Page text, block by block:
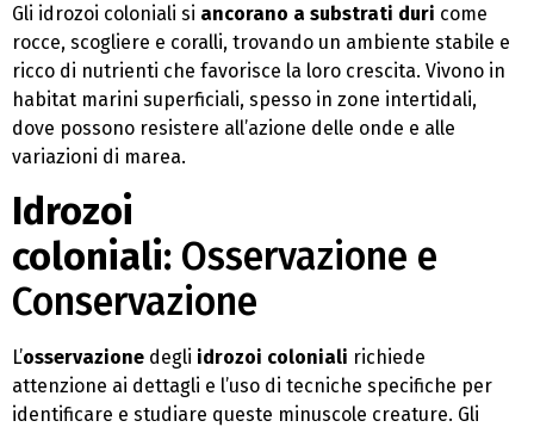
Gli idrozoi coloniali si ancorano a substrati duri come
rocce, scogliere e coralli, trovando un ambiente stabile e
ricco di nutrienti che favorisce la loro crescita. Vivono in
habitat marini superficiali, spesso in zone intertidali,
dove possono resistere all’azione delle onde e alle
variazioni di marea.
Idrozoi
coloniali: Osservazione e
Conservazione
L’osservazione degli idrozoi coloniali richiede
attenzione ai dettagli e l’uso di tecniche specifiche per
identificare e studiare queste minuscole creature. Gli